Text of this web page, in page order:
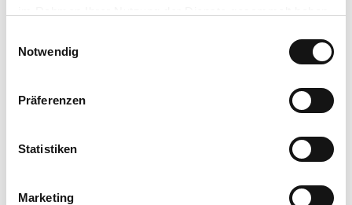
Datenschutzerklärung
Notwendig
Präferenzen
Statistiken
Marketing
Terminübersicht
In der Nähe Auf der Karte anschauen